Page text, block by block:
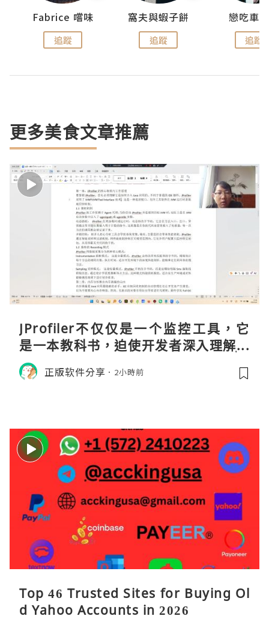
Fabrice 嚐味
追蹤
窩夫與蝦子餅
追蹤
戀吃車
追蹤
更多美食文章推薦
JProfiler不仅仅是一个监控工具，它
是一本教科书，迫使开发者深入理解JV
M的内存模型、垃圾回收机制和并发原
理。通过直观的可视化数据，它将抽象
正版软件分享 2小時前
Top 46 Trusted Sites for Buying Ol
d Yahoo Accounts in 2026